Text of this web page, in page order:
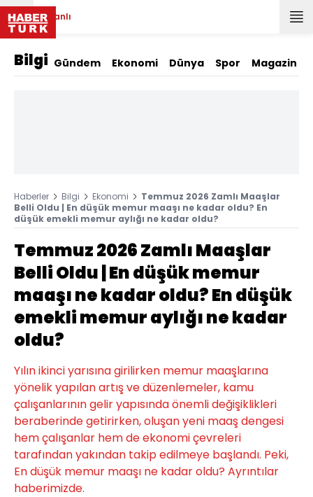
Canlı
Bilgi Gündem Ekonomi Dünya Spor Magazin
Haberler Bilgi Ekonomi
Temmuz 2026 Zamlı Maaşlar
Belli Oldu | En düşük memur maaşı ne kadar oldu? En
düşük emekli memur aylığı ne kadar oldu?
Temmuz 2026 Zamlı Maaşlar
Belli Oldu | En düşük memur
maaşı ne kadar oldu? En düşük
emekli memur aylığı ne kadar
oldu?
Yılın ikinci yarısına girilirken memur maaşlarına
yönelik yapılan artış ve düzenlemeler, kamu
çalışanlarının gelir yapısında önemli değişiklikleri
beraberinde getirirken, oluşan yeni maaş dengesi
hem çalışanlar hem de ekonomi çevreleri
tarafından yakından takip edilmeye başlandı. Peki,
En düşük memur maaşı ne kadar oldu? Ayrıntılar
haberimizde.